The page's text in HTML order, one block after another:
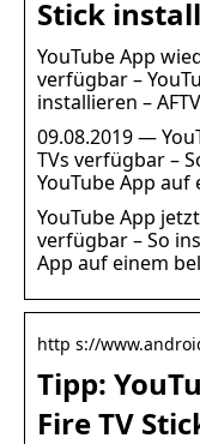
Stick
YouTube App
verfügbar –
installieren –
09.08.2019 —
TVs verfügbar –
YouTube App auf
YouTube App
verfügbar – So
App auf einem
http s://
Tipp:
Fire TV